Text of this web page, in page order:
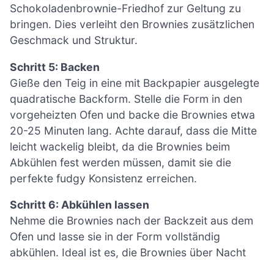
Schokoladenbrownie-Friedhof zur Geltung zu
bringen. Dies verleiht den Brownies zusätzlichen
Geschmack und Struktur.
Schritt 5: Backen
Gieße den Teig in eine mit Backpapier ausgelegte
quadratische Backform. Stelle die Form in den
vorgeheizten Ofen und backe die Brownies etwa
20-25 Minuten lang. Achte darauf, dass die Mitte
leicht wackelig bleibt, da die Brownies beim
Abkühlen fest werden müssen, damit sie die
perfekte fudgy Konsistenz erreichen.
Schritt 6: Abkühlen lassen
Nehme die Brownies nach der Backzeit aus dem
Ofen und lasse sie in der Form vollständig
abkühlen. Ideal ist es, die Brownies über Nacht